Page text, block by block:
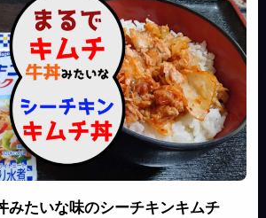
みたいな味のシーチキンキムチ